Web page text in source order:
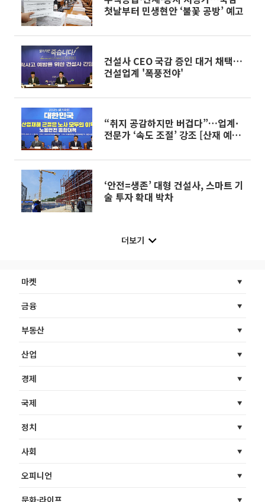
첫날부터 민생현안 ‘불꽃 공방’ 예고
건설사 CEO 국감 증인 대거 채택…
건설업계 '폭풍전야'
“취지 공감하지만 버겁다”…업계·
전문가 ‘속도 조절’ 강조 [산재 예방
‘안전=생존’ 대형 건설사, 스마트 기
술 투자 확대 박차
더보기
마켓
금융
부동산
산업
경제
국제
정치
사회
오피니언
문화·라이프